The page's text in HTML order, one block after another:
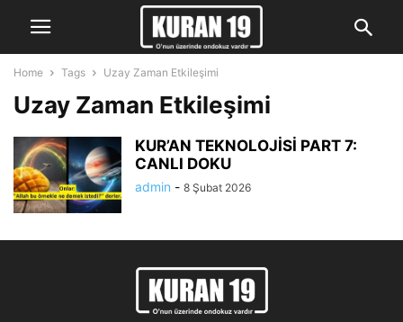
Home Tags Uzay Zaman Etkileşimi
Uzay Zaman Etkileşimi
KUR’AN TEKNOLOJİSİ PART 7:
CANLI DOKU
admin - 8 Şubat 2026